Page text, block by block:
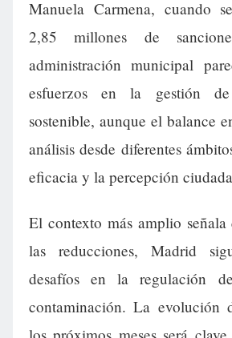
Manuela Carmena, cuando
2,85 millones de
administración municipal
esfuerzos en la gestión
sostenible, aunque el balance
análisis desde diferentes
eficacia y la percepción
El contexto más amplio señala
las reducciones, Madrid
desafíos en la regulación
contaminación. La evolución